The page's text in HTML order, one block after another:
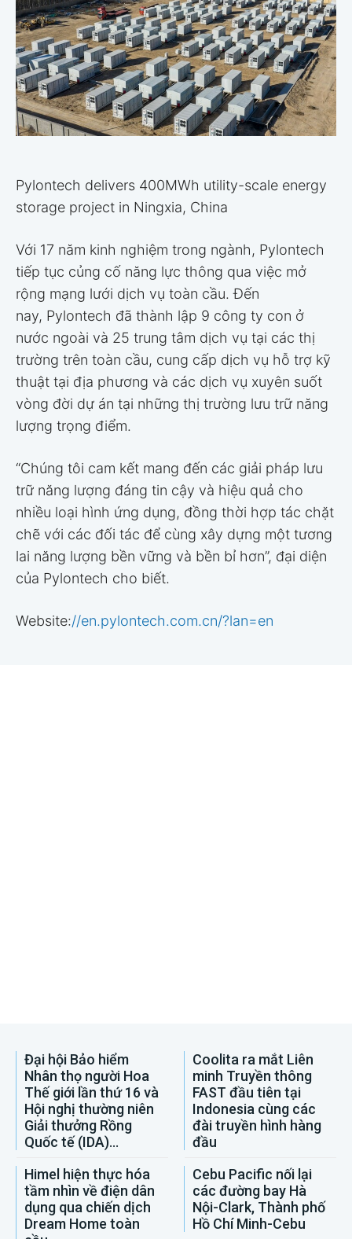
Pylontech delivers 400MWh utility-scale energy
storage project in Ningxia, China
Với 17 năm kinh nghiệm trong ngành, Pylontech
tiếp tục củng cố năng lực thông qua việc mở
rộng mạng lưới dịch vụ toàn cầu. Đến
nay, Pylontech đã thành lập 9 công ty con ở
nước ngoài và 25 trung tâm dịch vụ tại các thị
trường trên toàn cầu, cung cấp dịch vụ hỗ trợ kỹ
thuật tại địa phương và các dịch vụ xuyên suốt
vòng đời dự án tại những thị trường lưu trữ năng
lượng trọng điểm.
“Chúng tôi cam kết mang đến các giải pháp lưu
trữ năng lượng đáng tin cậy và hiệu quả cho
nhiều loại hình ứng dụng, đồng thời hợp tác chặt
chẽ với các đối tác để cùng xây dựng một tương
lai năng lượng bền vững và bền bỉ hơn”, đại diện
của Pylontech cho biết.
Website://en.pylontech.com.cn/?lan=en
Đại hội Bảo hiểm
Nhân thọ người Hoa
Thế giới lần thứ 16 và
Hội nghị thường niên
Giải thưởng Rồng
Quốc tế (IDA)...
Coolita ra mắt Liên
minh Truyền thông
FAST đầu tiên tại
Indonesia cùng các
đài truyền hình hàng
đầu
Himel hiện thực hóa
tầm nhìn về điện dân
dụng qua chiến dịch
Dream Home toàn
Cebu Pacific nối lại
các đường bay Hà
Nội-Clark, Thành phố
Hồ Chí Minh-Cebu